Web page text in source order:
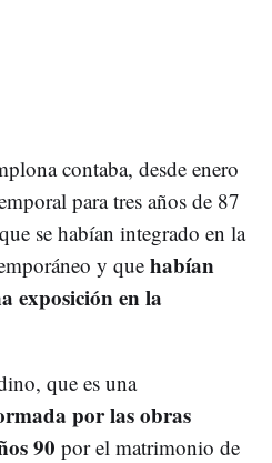
contaba, desde enero
para tres años de 87
se habían integrado en la
y que habían
exposición en la
que es una
por las obras
90 por el matrimonio de